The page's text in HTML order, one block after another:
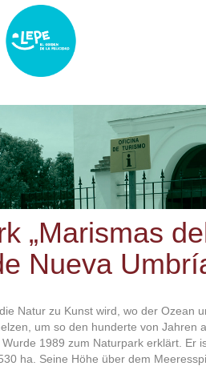
„Marismas
Nueva
Natur zu Kunst wird, wo der Ozean
um so den hunderte von Jahren
1989 zum Naturpark erklärt. Er
ha. Seine Höhe über dem